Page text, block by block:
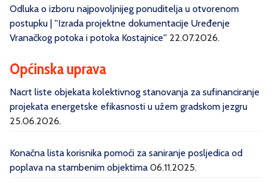
Odluka o izboru najpovoljnijeg ponuditelja u otvorenom
postupku | ''Izrada projektne dokumentacije Uređenje
Vranačkog potoka i potoka Kostajnice'' 22.07.2026.
Općinska uprava
Nacrt liste objekata kolektivnog stanovanja za sufinanciranje
projekata energetske efikasnosti u užem gradskom jezgru
25.06.2026.
Konačna lista korisnika pomoći za saniranje posljedica od
poplava na stambenim objektima 06.11.2025.